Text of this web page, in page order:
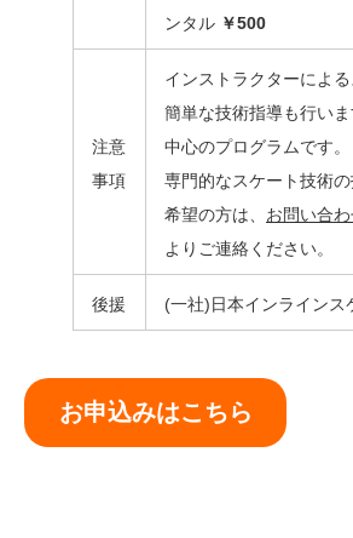
ンタル ￥500
注意
事項
インストラクターによ
簡単な技術指導も行い
中心のプログラムです。
専門的なスケート技術
希望の方は、 お問い合
よりご連絡ください。
後援 (一社)日本インラインス
お申込みはこちら